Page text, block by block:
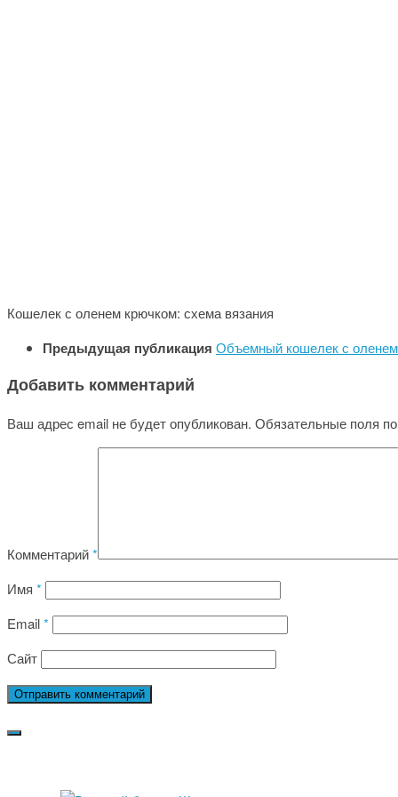
Кошелек с оленем крючком: схема вязания
Предыдущая публикация Объемный кошелек с
Добавить комментарий
Ваш адрес email не будет опубликован. Обязательные поля
Комментарий*
Имя *
Email*
Сайт